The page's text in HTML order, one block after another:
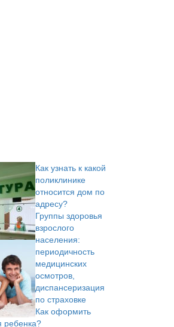
Как узнать к какой
поликлинике
относится дом по
адресу?
Группы здоровья
взрослого
населения:
периодичность
медицинских
осмотров,
диспансеризация
по страховке
Как оформить
ребенка?